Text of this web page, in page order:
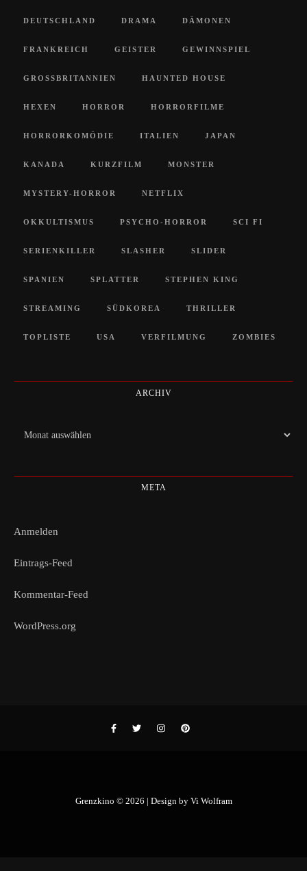
DEUTSCHLAND DRAMA DÄMONEN
FRANKREICH GEISTER GEWINNSPIEL
GROSSBRITANNIEN HAUNTED HOUSE
HEXEN HORROR HORRORFILME
HORRORKOMÖDIE ITALIEN JAPAN
KANADA KURZFILM MONSTER
MYSTERY-HORROR NETFLIX
OKKULTISMUS PSYCHO-HORROR SCI FI
SERIENKILLER SLASHER SLIDER
SPANIEN SPLATTER STEPHEN KING
STREAMING SÜDKOREA THRILLER
TOPLISTE USA VERFILMUNG ZOMBIES
ARCHIV
Archiv
META
Anmelden
Eintrags-Feed
Kommentar-Feed
WordPress.org
Grenzkino © 2026 | Design by Vi Wolfram